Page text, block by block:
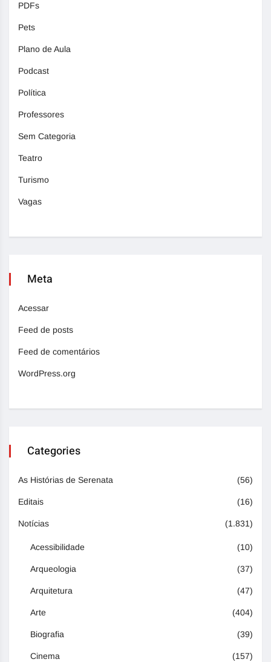
PDFs
Pets
Plano de Aula
Podcast
Política
Professores
Sem Categoria
Teatro
Turismo
Vagas
Meta
Acessar
Feed de posts
Feed de comentários
WordPress.org
Categories
As Histórias de Serenata (56)
Editais (16)
Notícias (1.831)
Acessibilidade (10)
Arqueologia (37)
Arquitetura (47)
Arte (404)
Biografia (39)
Cinema (157)